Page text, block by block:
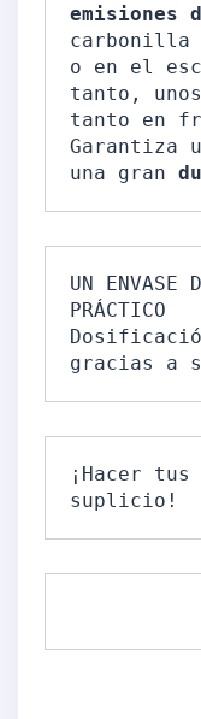
emisiones
carbonilla
o en el
tanto, unos
tanto en
Garantiza
una gran
UN ENVASE
PRÁCTICO
gracias a
¡Hacer
suplicio!